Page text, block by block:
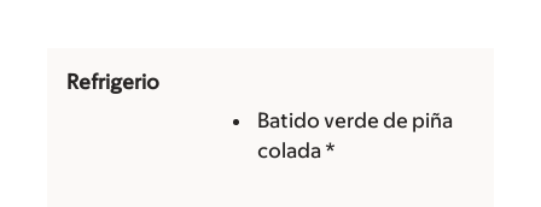
Refrigerio
Batido verde de piña
colada *